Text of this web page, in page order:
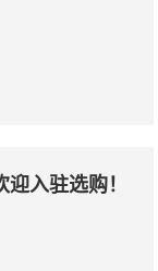
入驻选购！